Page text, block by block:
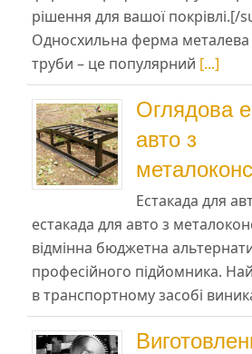
рішення для вашої покрівлі.[/
Односхильна ферма металева
труби – це популярний [...]
Оглядова
авто з
Естакада для
естакада для авто з
відмінна бюджетна
професійного підйомника.
в транспортному засобі